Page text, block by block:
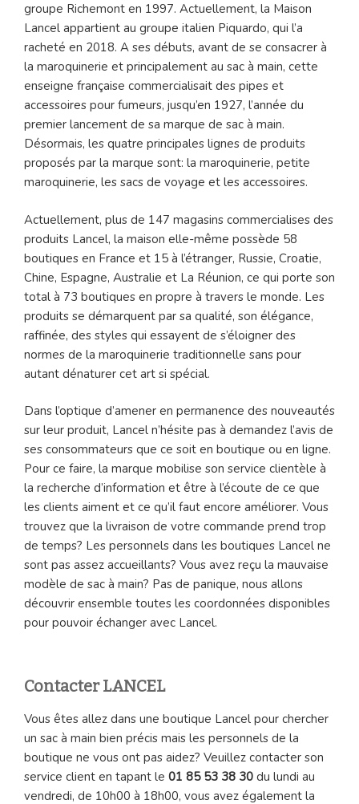
groupe Richemont en 1997. Actuellement, la Maison
Lancel appartient au groupe italien Piquardo, qui l’a
racheté en 2018. A ses débuts, avant de se consacrer à
la maroquinerie et principalement au sac à main, cette
enseigne française commercialisait des pipes et
accessoires pour fumeurs, jusqu’en 1927, l’année du
premier lancement de sa marque de sac à main.
Désormais, les quatre principales lignes de produits
proposés par la marque sont: la maroquinerie, petite
maroquinerie, les sacs de voyage et les accessoires.
Actuellement, plus de 147 magasins commercialises des
produits Lancel, la maison elle-même possède 58
boutiques en France et 15 à l’étranger, Russie, Croatie,
Chine, Espagne, Australie et La Réunion, ce qui porte son
total à 73 boutiques en propre à travers le monde. Les
produits se démarquent par sa qualité, son élégance,
raffinée, des styles qui essayent de s’éloigner des
normes de la maroquinerie traditionnelle sans pour
autant dénaturer cet art si spécial.
Dans l’optique d’amener en permanence des nouveautés
sur leur produit, Lancel n’hésite pas à demandez l’avis de
ses consommateurs que ce soit en boutique ou en ligne.
Pour ce faire, la marque mobilise son service clientèle à
la recherche d’information et être à l’écoute de ce que
les clients aiment et ce qu’il faut encore améliorer. Vous
trouvez que la livraison de votre commande prend trop
de temps? Les personnels dans les boutiques Lancel ne
sont pas assez accueillants? Vous avez reçu la mauvaise
modèle de sac à main? Pas de panique, nous allons
découvrir ensemble toutes les coordonnées disponibles
pour pouvoir échanger avec Lancel.
Contacter LANCEL
Vous êtes allez dans une boutique Lancel pour chercher
un sac à main bien précis mais les personnels de la
boutique ne vous ont pas aidez? Veuillez contacter son
service client en tapant le 01 85 53 38 30 du lundi au
vendredi, de 10h00 à 18h00, vous avez également la